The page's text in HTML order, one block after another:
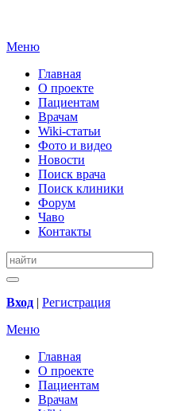
Меню
Главная
О проекте
Пациентам
Врачам
Wiki-статьи
Фото и видео
Новости
Поиск врача
Поиск клиники
Форум
Чаво
Контакты
Вход | Регистрация
Меню
Главная
О проекте
Пациентам
Врачам